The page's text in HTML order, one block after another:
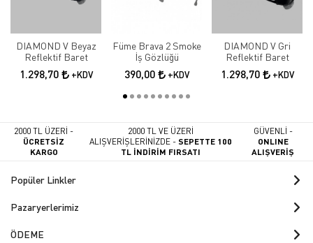
DIAMOND V Beyaz
Reflektif Baret
1.298,70 +KDV
Füme Brava 2 Smoke
İş Gözlüğü
390,00 +KDV
DIAMOND V Gri
Reflektif Baret
1.298,70 +KDV
2000 TL ÜZERİ -
ÜCRETSİZ
KARGO
2000 TL VE ÜZERİ
ALIŞVERİŞLERİNİZDE -SEPETTE 100
TL İNDİRİM FIRSATI
GÜVENLİ -
ONLINE
ALIŞVERİŞ
Popüler Linkler
Pazaryerlerimiz
ÖDEME